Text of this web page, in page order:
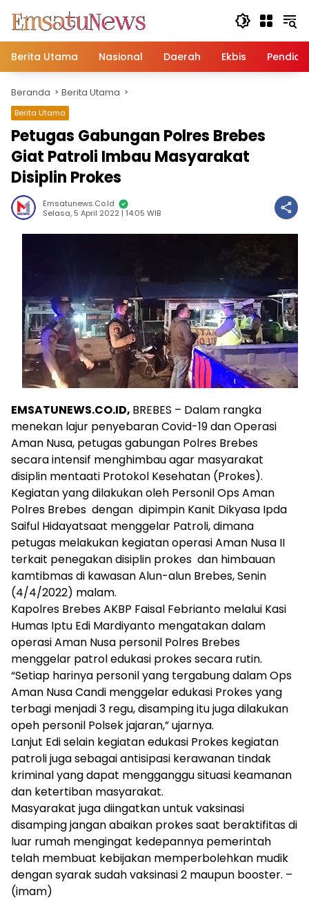
konten
Berita Utama
Nasional Daerah Ekbis
Beranda Berita Utama
Berita Utama
Petugas Gabungan Polres Brebes
Giat Patroli Imbau Masyarakat
Disiplin Prokes
Emsatunews.co.id
Selasa, 5 April 2022 | 14:05 WIB
EMSATUNEWS.CO.ID, BREBES – Dalam rangka
menekan lajur penyebaran Covid-19 dan Operasi
Aman Nusa, petugas gabungan Polres Brebes
secara intensif menghimbau agar masyarakat
disiplin mentaati Protokol Kesehatan (Prokes).
Kegiatan yang dilakukan oleh Personil Ops Aman
Polres Brebes dengan dipimpin Kanit Dikyasa Ipda
Saiful Hidayatsaat menggelar Patroli, dimana
petugas melakukan kegiatan operasi Aman Nusa II
terkait penegakan disiplin prokes dan himbauan
kamtibmas di kawasan Alun-alun Brebes, Senin
(4/4/2022) malam.
Kapolres Brebes AKBP Faisal Febrianto melalui Kasi
Humas Iptu Edi Mardiyanto mengatakan dalam
operasi Aman Nusa personil Polres Brebes
menggelar patrol edukasi prokes secara rutin.
“Setiap harinya personil yang tergabung dalam Ops
Aman Nusa Candi menggelar edukasi Prokes yang
terbagi menjadi 3 regu, disamping itu juga dilakukan
opeh personil Polsek jajaran,” ujarnya.
Lanjut Edi selain kegiatan edukasi Prokes kegiatan
patroli juga sebagai antisipasi kerawanan tindak
kriminal yang dapat mengganggu situasi keamanan
dan ketertiban masyarakat.
Masyarakat juga diingatkan untuk vaksinasi
disamping jangan abaikan prokes saat beraktifitas di
luar rumah mengingat kedepannya pemerintah
telah membuat kebijakan memperbolehkan mudik
dengan syarak sudah vaksinasi 2 maupun booster. –
(imam)